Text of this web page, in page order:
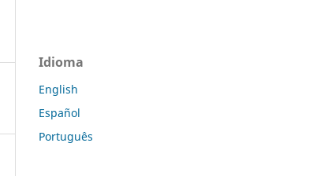
Idioma
English
Español
Português